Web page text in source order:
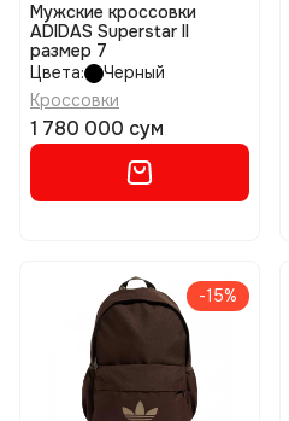
Мужские кроссовки
ADIDAS Superstar II
размер 7
Цвета:
Черный
Кроссовки
1 780 000 сум
-15%